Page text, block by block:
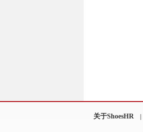
关于ShoesHR